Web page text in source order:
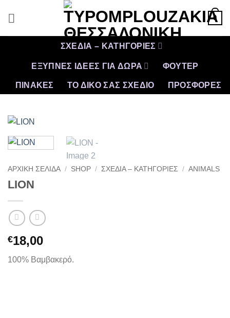
0
ΣΧΕΔΙΑ – ΚΑΤΗΓΟΡΙΕΣ
ΕΞΥΠΝΕΣ ΙΔΕΕΣ ΓΙΑ ΔΩΡΑ ΦΟΥΤΕΡ
ΠΙΝΑΚΕΣ ΤΟ ΔΙΚΟ ΣΑΣ ΣΧΕΔΙΟ ΠΡΟΣΦΟΡΈΣ
ΑΡΧΙΚΉ ΣΕΛΊΔΑ / SHOP / ΣΧΕΔΙΑ – ΚΑΤΗΓΟΡΙΕΣ / ANIMALS
LION
€18,00
100% Βαμβακερό.